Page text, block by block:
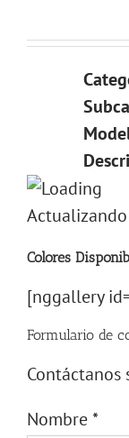
Colores
[nggallery
Formulario de
Contáctanos
Nombre*